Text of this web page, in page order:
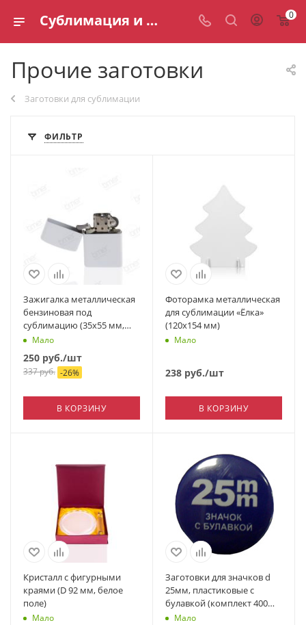
Сублимация и сувениры — материалы и заготовки 0
Прочие заготовки
Заготовки для сублимации
ФИЛЬТР
Зажигалка металлическая
бензиновая под
сублимацию (35х55 мм,
белая)
Мало
250 руб./шт
337руб. -26%
В КОРЗИНУ
Фоторамка металлическая
для сублимации «Ёлка»
(120х154 мм)
Мало
238 руб./шт
В КОРЗИНУ
Кристалл с фигурными
краями (D 92 мм, белое
поле)
Мало
Заготовки для значков d
25мм, пластиковые с
булавкой (комплект 400
шт.)Мало